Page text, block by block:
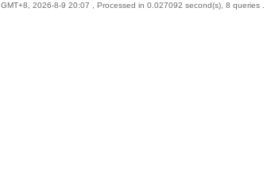
GMT+8, 2026-8-9 20:07 , Processed in 0.027092 second(s), 8 queries .